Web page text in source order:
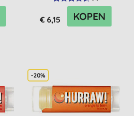
€ 6,15 KOPEN
-20%